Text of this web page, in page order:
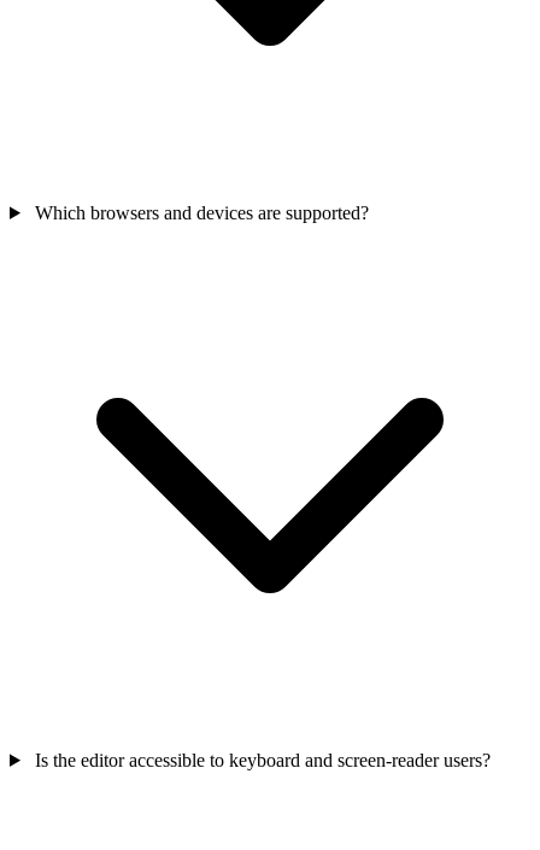
Which browsers and devices are supported?
Is the editor accessible to keyboard and screen-reader users?